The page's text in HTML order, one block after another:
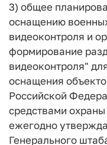
3) общее
оснащению
видеоконтроля и
формирование
видеоконтроля"
оснащения
Российской
средствами
ежегодно
Генерального